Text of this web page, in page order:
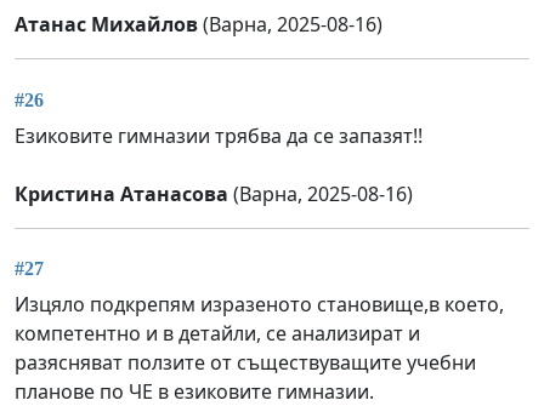
Атанас Михайлов(Варна, 2025-08-16)
#26
Езиковите гимназии трябва да се запазят!!
Кристина Атанасова (Варна, 2025-08-16)
#27
Изцяло подкрепям изразеното становище,в което,
компетентно и в детайли, се анализират и
разясняват ползите от съществуващите учебни
планове по ЧЕ в езиковите гимназии.